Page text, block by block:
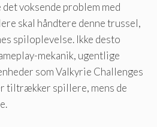
voksende problem med
skal håndtere denne trussel,
spiloplevelse. Ikke desto
mekanik, ugentlige
som Valkyrie Challenges
tiltrækker spillere, mens de